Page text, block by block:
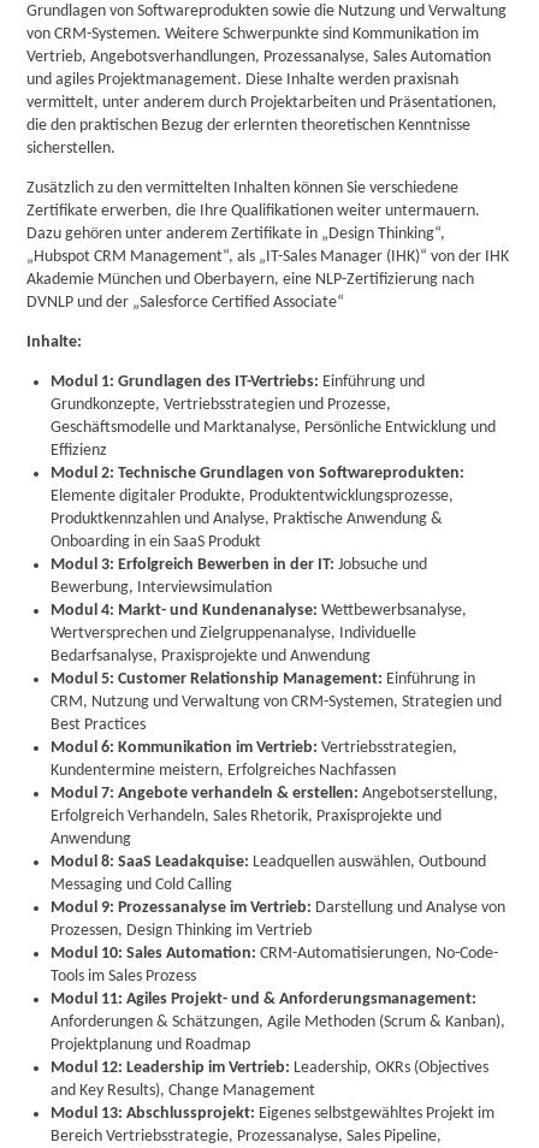
Grundlagen von Softwareprodukten sowie die Nutzung und Verwaltung
von CRM-Systemen. Weitere Schwerpunkte sind Kommunikation im
Vertrieb, Angebotsverhandlungen, Prozessanalyse, Sales Automation
und agiles Projektmanagement. Diese Inhalte werden praxisnah
vermittelt, unter anderem durch Projektarbeiten und Präsentationen,
die den praktischen Bezug der erlernten theoretischen Kenntnisse
sicherstellen.
Zusätzlich zu den vermittelten Inhalten können Sie verschiedene
Zertifikate erwerben, die Ihre Qualifikationen weiter untermauern.
Dazu gehören unter anderem Zertifikate in „Design Thinking“,
„Hubspot CRM Management“, als „IT-Sales Manager (IHK)“ von der IHK
Akademie München und Oberbayern, eine NLP-Zertifizierung nach
DVNLP und der „Salesforce Certified Associate“
Inhalte:
Modul 1: Grundlagen des IT-Vertriebs: Einführung und
Grundkonzepte, Vertriebsstrategien und Prozesse,
Geschäftsmodelle und Marktanalyse, Persönliche Entwicklung und
Effizienz
Modul 2: Technische Grundlagen von Softwareprodukten:
Elemente digitaler Produkte, Produktentwicklungsprozesse,
Produktkennzahlen und Analyse, Praktische Anwendung &
Onboarding in ein SaaS Produkt
Modul 3: Erfolgreich Bewerben in der IT:Jobsuche und
Bewerbung, Interviewsimulation
Modul 4: Markt- und Kundenanalyse:Wettbewerbsanalyse,
Wertversprechen und Zielgruppenanalyse, Individuelle
Bedarfsanalyse, Praxisprojekte und Anwendung
Modul 5: Customer Relationship Management: Einführung in
CRM, Nutzung und Verwaltung von CRM-Systemen, Strategien und
Best Practices
Modul 6: Kommunikation im Vertrieb:Vertriebsstrategien,
Kundentermine meistern, Erfolgreiches Nachfassen
Modul 7: Angebote verhandeln & erstellen:Angebotserstellung,
Erfolgreich Verhandeln, Sales Rhetorik, Praxisprojekte und
Anwendung
Modul 8: SaaS Leadakquise: Leadquellen auswählen, Outbound
Messaging und Cold Calling
Modul 9: Prozessanalyse im Vertrieb: Darstellung und Analyse von
Prozessen, Design Thinking im Vertrieb
Modul 10: Sales Automation:CRM-Automatisierungen, No-Code-
Tools im Sales Prozess
Modul 11: Agiles Projekt- und & Anforderungsmanagement:
Anforderungen & Schätzungen, Agile Methoden (Scrum & Kanban),
Projektplanung und Roadmap
Modul 12: Leadership im Vertrieb: Leadership, OKRs (Objectives
and Key Results), Change Management
Modul 13: Abschlussprojekt: Eigenes selbstgewähltes Projekt im
Bereich Vertriebsstrategie, Prozessanalyse, Sales Pipeline,